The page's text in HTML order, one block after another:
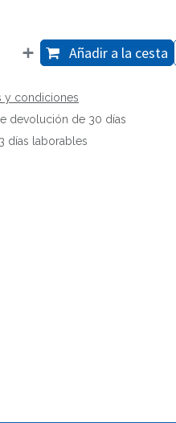
Añadir a la cesta
y condiciones
devolución de 30 días
días laborables